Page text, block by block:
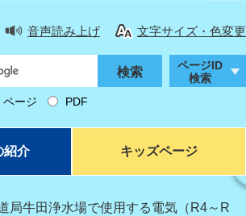
音声読み上げ 文字サイズ・色変更
ページ PDF
ページID
検索
紹介 キッズページ
局牛田浄水場で使用する電気（R4～R